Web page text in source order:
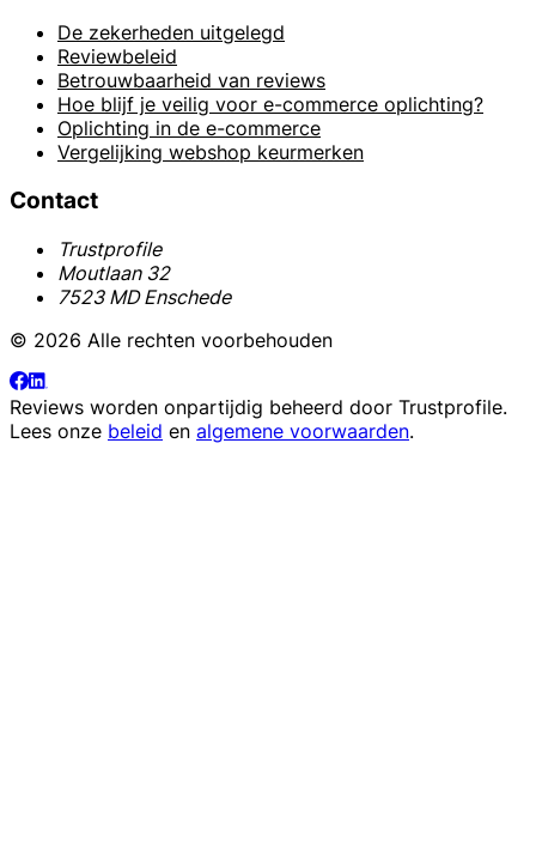
De zekerheden uitgelegd
Reviewbeleid
Betrouwbaarheid van reviews
Hoe blijf je veilig voor e-commerce oplichting?
Oplichting in de e-commerce
Vergelijking webshop keurmerken
Contact
Trustprofile
Moutlaan 32
7523 MD Enschede
© 2026 Alle rechten voorbehouden
Reviews worden onpartijdig beheerd door Trustprofile.
Lees onze beleid en algemene voorwaarden.